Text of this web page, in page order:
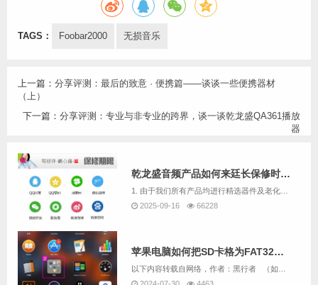
TAGS： Foobar2000 无损音乐
上一篇： 分享评测：最后的致意 · 便携篇——谈谈一些便携器材
（上）
下一篇： 分享评测：专业与非专业的跨界，谈一谈乾龙盛QA361播放
器
乾龙盛音频产品如何来廷长保修时间呢
2025-09-16
66228
苹果电脑如何把SD卡格为FAT32格式